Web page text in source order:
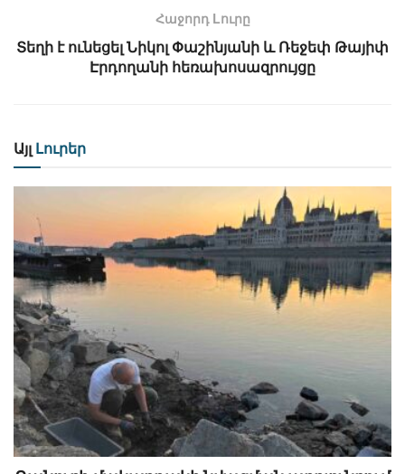
Հաջորդ Lուրը
Տեղի է ունեցել Նիկոլ Փաշինյանի և Ռեջեփ Թայիփ
Էրդողանի հեռախոսազրույցը
Այլ Լուրեր